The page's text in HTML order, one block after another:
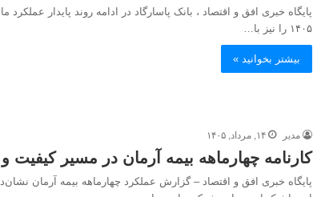
پایگاه خبری افق و اقتصاد ، بانک پاسارگاد در ادامه روند پایدار عملکرد
۱۴۰۵ را نیز با…
بیشتر بخوانید »
مدیر ۱۴, مرداد, ۱۴۰۵
کارنامه چهارماهه بیمه آرمان در مسیر کیفیت
پایگاه خبری افق و اقتصاد – گزارش عملکرد چهارماهه بیمه آرمان